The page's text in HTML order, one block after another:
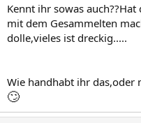
Kennt ihr sowas
mit dem Gesammelten
dolle,vieles ist dreckig.....
Wie handhabt ihr das,oder
🙄